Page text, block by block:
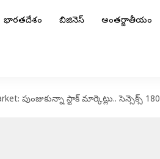
భారతదేశం బిజినెస్ అంతర్జాతీయం
పుంజుకున్నా స్టాక్ మార్కెట్లు.. సెన్సెక్స్‌